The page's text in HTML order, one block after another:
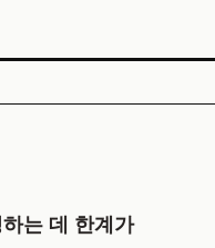
는 데 한계가